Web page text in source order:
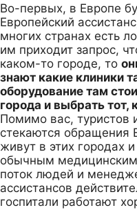
Во-первых, в Европе
Европейский
многих странах есть
им приходит запрос,
каком-то городе, то
знают какие клиники
оборудование там
города и выбрать
Помимо вас, туристов
стекаются обращения
живут в этих городах
обычным
поток людей и
ассистансов
госпитали работают